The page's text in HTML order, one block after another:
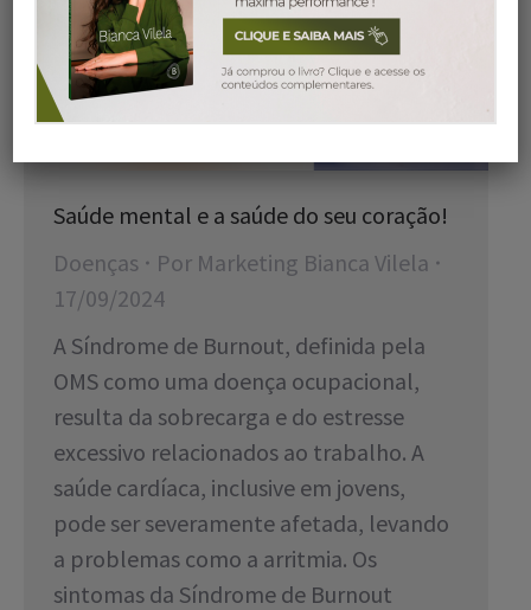
Saúde mental e a saúde do seu coração!
Doenças
Por Marketing Bianca Vilela
17/09/2024
A Síndrome de Burnout, definida pela
OMS como uma doença ocupacional,
resulta da sobrecarga e do estresse
excessivo relacionados ao trabalho. A
saúde cardíaca, inclusive em jovens,
pode ser severamente afetada, levando
a problemas como a arritmia. Os
sintomas da Síndrome de Burnout